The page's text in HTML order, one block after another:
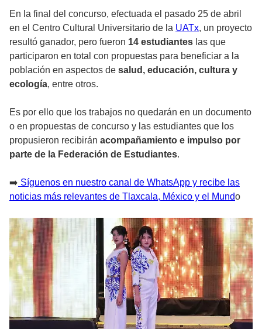
En la final del concurso, efectuada el pasado 25 de abril
en el Centro Cultural Universitario de la UATx, un proyecto
resultó ganador, pero fueron 14 estudiantes las que
participaron en total con propuestas para beneficiar a la
población en aspectos de salud, educación, cultura y
ecología, entre otros.
Es por ello que los trabajos no quedarán en un documento
o en propuestas de concurso y las estudiantes que los
propusieron recibirán acompañamiento e impulso por
parte de la Federación de Estudiantes.
➡️ Síguenos en nuestro canal de WhatsApp y recibe las
noticias más relevantes de Tlaxcala, México y el Mundo